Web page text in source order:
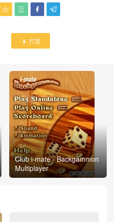
   
 打赏
Club i-mate - Backgammon
Multiplayer